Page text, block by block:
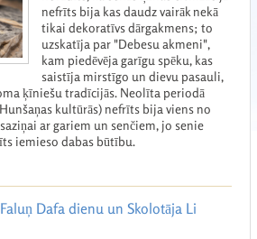
nefrīts bija kas daudz vairāk nekā
tikai dekoratīvs dārgakmens; to
uzskatīja par "Debesu akmeni",
kam piedēvēja garīgu spēku, kas
saistīja mirstīgo un dievu pasauli,
ķīniešu tradīcijās. Neolīta periodā
kultūrās) nefrīts bija viens no
ar gariem un senčiem, jo senie
iemieso dabas būtību.
Dafa dienu un Skolotāja Li